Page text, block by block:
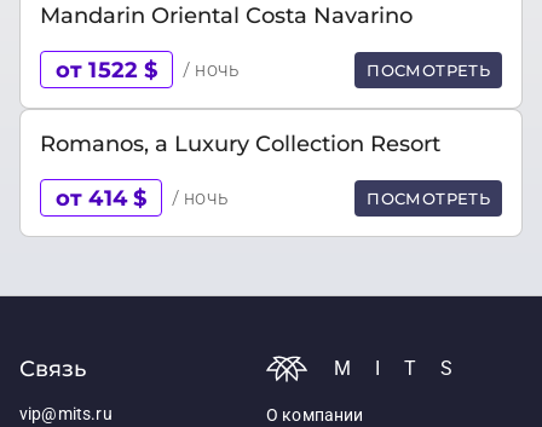
Mandarin Oriental Costa Navarino
от 1522 $ / ночь ПОСМОТРЕТЬ
Romanos, a Luxury Collection Resort
от 414 $ / ночь ПОСМОТРЕТЬ
Связь
vip@mits.ru
MITS
О компании